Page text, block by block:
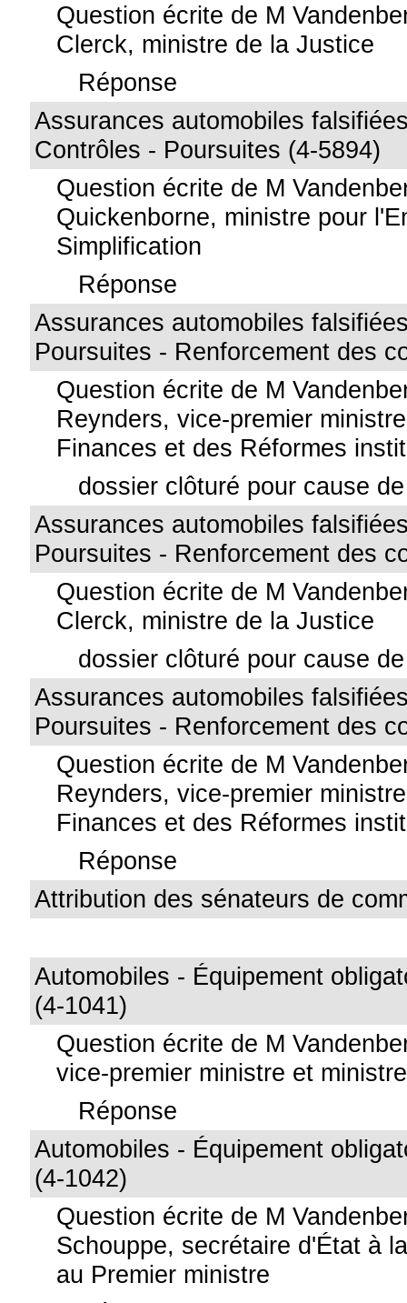
Question écrite de M
Clerck, ministre de la Justice
Réponse
Assurances automobiles
Contrôles - Poursuites (4-5894)
Question écrite de M
Quickenborne, ministre pour
Simplification
Réponse
Assurances automobiles
Poursuites - Renforcement des
Question écrite de M
Reynders, vice-premier
Finances et des Réformes
dossier clôturé pour cause
Assurances automobiles
Poursuites - Renforcement des
Question écrite de M
Clerck, ministre de la Justice
dossier clôturé pour cause
Assurances automobiles
Poursuites - Renforcement des
Question écrite de M
Reynders, vice-premier
Finances et des Réformes
Réponse
Attribution des sénateurs de
Automobiles - Équipement
(4-1041)
Question écrite de M
vice-premier ministre et
Réponse
Automobiles - Équipement
(4-1042)
Question écrite de M
Schouppe, secrétaire d'État à
au Premier ministre